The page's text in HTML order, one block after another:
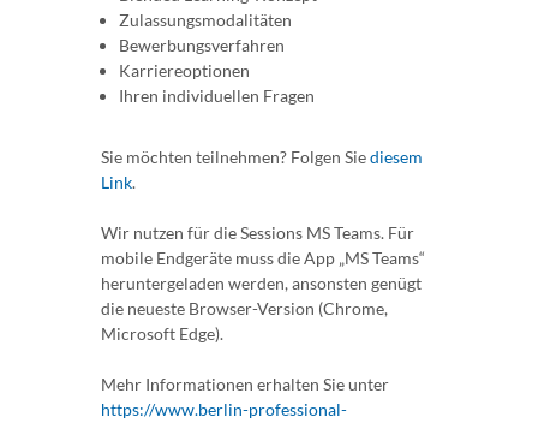
Zulassungsmodalitäten
Bewerbungsverfahren
Karriereoptionen
Ihren individuellen Fragen
Sie möchten teilnehmen? Folgen Siediesem
Link.
Wir nutzen für die Sessions MS Teams. Für
mobile Endgeräte muss die App „MS Teams“
heruntergeladen werden, ansonsten genügt
die neueste Browser-Version (Chrome,
Microsoft Edge).
Mehr Informationen erhalten Sie unter
https://www.berlin-professional-